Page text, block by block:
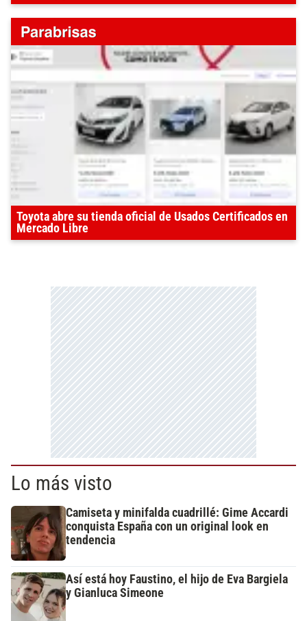
Toyota abre su tienda oficial de Usados Certificados en
Mercado Libre
Lo más visto
Camiseta y minifalda cuadrillé: Gime Accardi
conquista España con un original look en
tendencia
Así está hoy Faustino, el hijo de Eva Bargiela
y Gianluca Simeone